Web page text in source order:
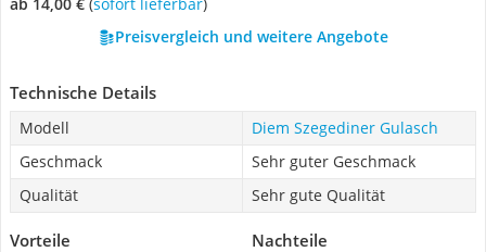
Preisvergleich und weitere Angebote
Technische Details
Modell
Diem Szegediner Gulasch
Geschmack
Sehr guter Geschmack
Qualität
Sehr gute Qualität
Vorteile Nachteile